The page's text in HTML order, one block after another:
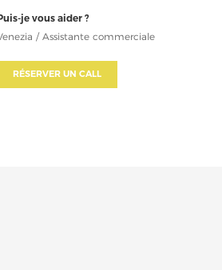
je vous aider ?
/ Assistante commerciale
RÉSERVER UN CALL